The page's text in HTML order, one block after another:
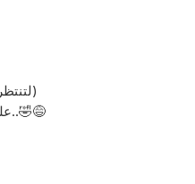
(لتنتظر الادارة ما يعجب خاطرها)
عليّ الضمان الي كاتباه مرأة..🤣😅